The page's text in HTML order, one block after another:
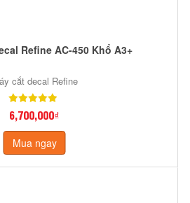
Refine AC-450 Khổ A3+
cắt decal Refine
6,700,000₫
Mua ngay